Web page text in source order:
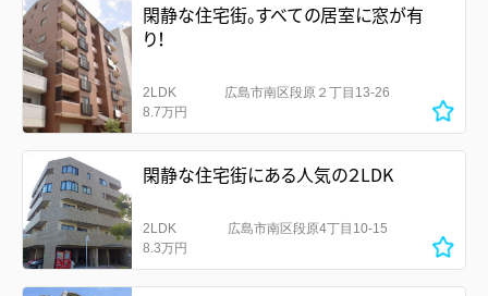
閑静な住宅街。すべての居室に窓が有
り！
2LDK
8.7万円
広島市南区段原２丁目13-26
閑静な住宅街にある人気の２LDK
2LDK
8.3万円
広島市南区段原4丁目10-15